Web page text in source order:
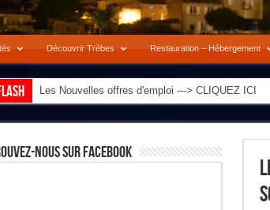
Découvrir Trèbes Restauration – Hébergement
Les Nouvelles offres d'emploi ---> CLIQUEZ ICI
Nous Sur Facebook